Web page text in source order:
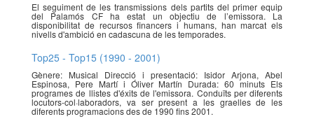
El seguiment de les transmissions dels partits del primer equip
del Palamós CF ha estat un objectiu de l’emissora. La
disponibilitat de recursos financers i humans, han marcat els
nivells d'ambició en cadascuna de les temporades.
Top25 - Top15 (1990 - 2001)
Gènere: Musical Direcció i presentació: Isidor Arjona, Abel
Espinosa, Pere Martí i Óliver Martín Durada: 60 minuts Els
programes de llistes d'éxits de l'emissora. Conduïts per diferents
locutors-col·laboradors, va ser present a les graelles de les
diferents programacions des de 1990 fins 2001.